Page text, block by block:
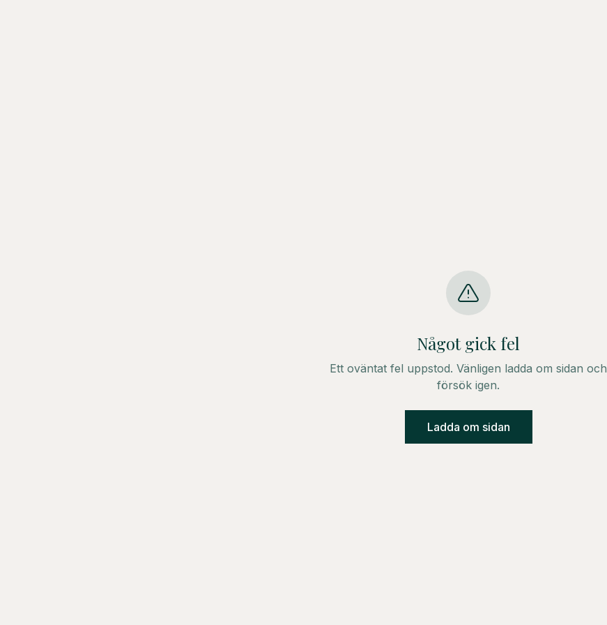
Något gick fel
Ett oväntat fel uppstod. Vänligen ladda om sidan och
försök igen.
Ladda om sidan